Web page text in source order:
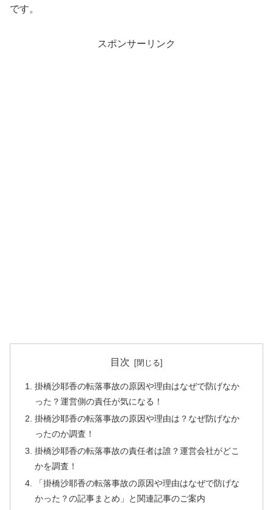
です。
スポンサーリンク
目次
掛橋沙耶香の転落事故の原因や理由はなぜで防げなか
った？運営側の責任が気になる！
掛橋沙耶香の転落事故の原因や理由は？なぜ防げなか
ったのか調査！
掛橋沙耶香の転落事故の責任者は誰？運営会社がどこ
かを調査！
「掛橋沙耶香の転落事故の原因や理由はなぜで防げな
かった？の記事まとめ」と関連記事のご案内